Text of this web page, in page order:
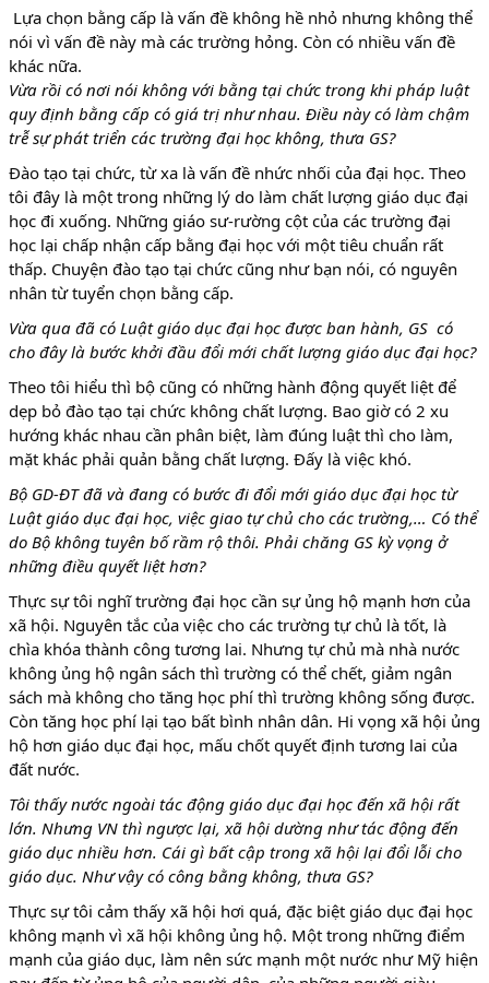
Lựa chọn bằng cấp là vấn đề không hề nhỏ nhưng không thể
nói vì vấn đề này mà các trường hỏng. Còn có nhiều vấn đề
khác nữa.
Vừa rồi có nơi nói không với bằng tại chức trong khi pháp luật
quy định bằng cấp có giá trị như nhau. Điều này có làm chậm
trễ sự phát triển các trường đại học không, thưa GS?
Đào tạo tại chức, từ xa là vấn đề nhức nhối của đại học. Theo
tôi đây là một trong những lý do làm chất lượng giáo dục đại
học đi xuống. Những giáo sư-rường cột của các trường đại
học lại chấp nhận cấp bằng đại học với một tiêu chuẩn rất
thấp. Chuyện đào tạo tại chức cũng như bạn nói, có nguyên
nhân từ tuyển chọn bằng cấp.
Vừa qua đã có Luật giáo dục đại học được ban hành, GS có
cho đây là bước khởi đầu đổi mới chất lượng giáo dục đại học?
Theo tôi hiểu thì bộ cũng có những hành động quyết liệt để
dẹp bỏ đào tạo tại chức không chất lượng. Bao giờ có 2 xu
hướng khác nhau cần phân biệt, làm đúng luật thì cho làm,
mặt khác phải quản bằng chất lượng. Đấy là việc khó.
Bộ GD-ĐT đã và đang có bước đi đổi mới giáo dục đại học từ
Luật giáo dục đại học, việc giao tự chủ cho các trường,… Có thể
do Bộ không tuyên bố rầm rộ thôi. Phải chăng GS kỳ vọng ở
những điều quyết liệt hơn?
Thực sự tôi nghĩ trường đại học cần sự ủng hộ mạnh hơn của
xã hội. Nguyên tắc của việc cho các trường tự chủ là tốt, là
chìa khóa thành công tương lai. Nhưng tự chủ mà nhà nước
không ủng hộ ngân sách thì trường có thể chết, giảm ngân
sách mà không cho tăng học phí thì trường không sống được.
Còn tăng học phí lại tạo bất bình nhân dân. Hi vọng xã hội ủng
hộ hơn giáo dục đại học, mấu chốt quyết định tương lai của
đất nước.
Tôi thấy nước ngoài tác động giáo dục đại học đến xã hội rất
lớn. Nhưng VN thì ngược lại, xã hội dường như tác động đến
giáo dục nhiều hơn. Cái gì bất cập trong xã hội lại đổi lỗi cho
giáo dục. Như vậy có công bằng không, thưa GS?
Thực sự tôi cảm thấy xã hội hơi quá, đặc biệt giáo dục đại học
không mạnh vì xã hội không ủng hộ. Một trong những điểm
mạnh của giáo dục, làm nên sức mạnh một nước như Mỹ hiện